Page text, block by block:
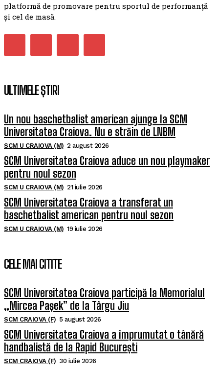
platformă de promovare pentru sportul de performanță
și cel de masă.
ULTIMELE ȘTIRI
Un nou baschetbalist american ajunge la SCM
Universitatea Craiova. Nu e străin de LNBM
SCM U CRAIOVA (M) 2 august 2026
SCM Universitatea Craiova aduce un nou playmaker
pentru noul sezon
SCM U CRAIOVA (M) 21 iulie 2026
SCM Universitatea Craiova a transferat un
baschetbalist american pentru noul sezon
SCM U CRAIOVA (M) 19 iulie 2026
CELE MAI CITITE
SCM Universitatea Craiova participă la Memorialul
„Mircea Pașek” de la Târgu Jiu
SCM CRAIOVA (F) 5 august 2026
SCM Universitatea Craiova a împrumutat o tânără
handbalistă de la Rapid București
SCM CRAIOVA (F) 30 iulie 2026